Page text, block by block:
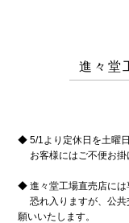
進々堂
◆ 5/1 より定休日を土曜
お客様にはご不便お掛
◆ 進々堂工場直売店には
恐れ入りますが、公共
願いいたします。